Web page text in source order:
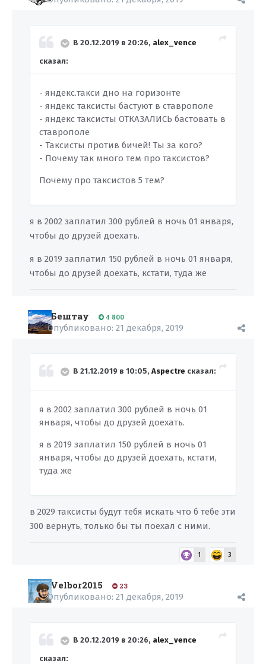
В 20.12.2019 в 20:26, alex_vence
сказал:
- яндекс.такси дно на горизонте
- яндекс таксисты бастуют в ставрополе
- яндекс таксисты ОТКАЗАЛИСЬ бастовать в
ставрополе
- Таксисты против бичей! Ты за кого?
- Почему так много тем про таксистов?
Почему про таксистов 5 тем?
я в 2002 заплатил 300 рублей в ночь 01 января,
чтобы до друзей доехать.
я в 2019 заплатил 150 рублей в ночь 01 января,
чтобы до друзей доехать, кстати, туда же
Бештау 4 800
Опубликовано: 21 декабря, 2019
В 21.12.2019 в 10:05, Aspectre сказал:
я в 2002 заплатил 300 рублей в ночь 01
января, чтобы до друзей доехать.
я в 2019 заплатил 150 рублей в ночь 01
января, чтобы до друзей доехать, кстати,
туда же
в 2029 таксисты будут тебя искать что б тебе эти
300 вернуть, только бы ты поехал с ними.
1 3
Velbor2015 23
Опубликовано: 21 декабря, 2019
В 20.12.2019 в 20:26, alex_vence
сказал: